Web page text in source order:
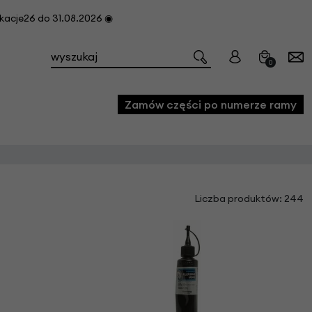
do 31.08.2026 ◉
0
Zamów części po numerze ramy
Liczba produktów: 244